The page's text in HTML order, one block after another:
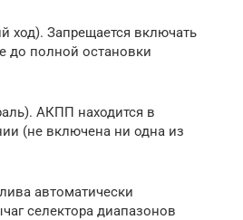
ход). Запрещается включать
до полной остановки
АКПП находится в
(не включена ни одна из
автоматически
селектора диапазонов